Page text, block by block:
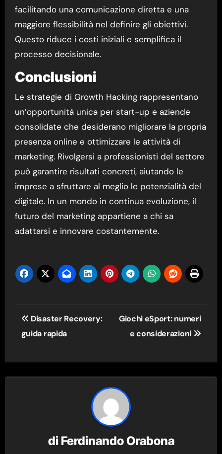
facilitando una comunicazione diretta e una
maggiore flessibilità nel definire gli obiettivi.
Questo riduce i costi iniziali e semplifica il
processo decisionale.
Conclusioni
Le strategie di Growth Hacking rappresentano
un’opportunità unica per start-up e aziende
consolidate che desiderano migliorare la propria
presenza online e ottimizzare le attività di
marketing. Rivolgersi a professionisti del settore
può garantire risultati concreti, aiutando le
imprese a sfruttare al meglio le potenzialità del
digitale. In un mondo in continua evoluzione, il
futuro del marketing appartiene a chi sa
adattarsi e innovare costantemente.
Navigazione
articoli
Disaster Recovery:
guida rapida
Giochi eSport: numeri
e considerazioni
di Ferdinando Orabona